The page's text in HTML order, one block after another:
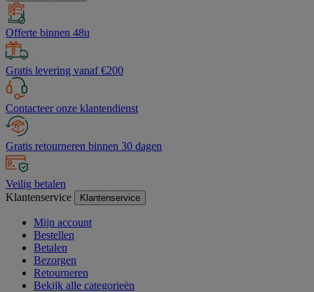
Offerte binnen 48u
Gratis levering vanaf €200
Contacteer onze klantendienst
Gratis retourneren binnen 30 dagen
Veilig betalen
Klantenservice
Klantenservice
Mijn account
Bestellen
Betalen
Bezorgen
Retourneren
Bekijk alle categorieën